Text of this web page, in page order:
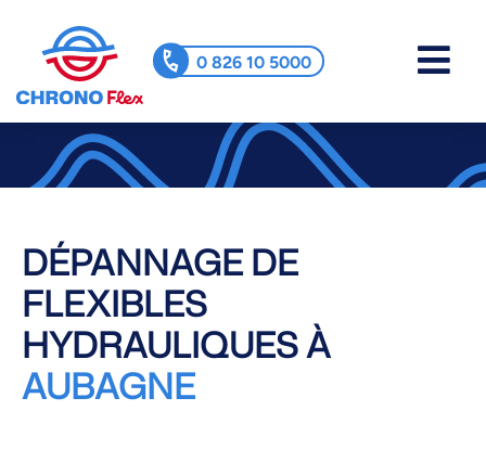
0 826 10 5000
DÉPANNAGE DE
FLEXIBLES
HYDRAULIQUES À
AUBAGNE